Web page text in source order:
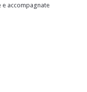
e accompagnate